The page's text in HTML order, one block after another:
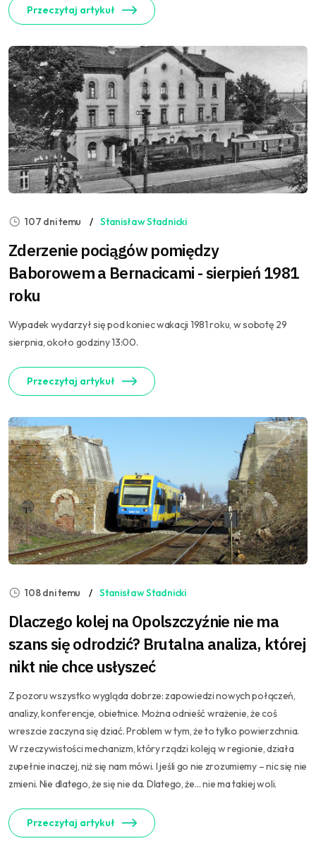
Przeczytaj artykuł
107 dni temu Stanisław Stadnicki
Zderzenie pociągów pomiędzy
Baborowem a Bernacicami - sierpień 1981
roku
Wypadek wydarzył się pod koniec wakacji 1981 roku, w sobotę 29
sierpnia, około godziny 13:00.
Przeczytaj artykuł
108 dni temu Stanisław Stadnicki
Dlaczego kolej na Opolszczyźnie nie ma
szans się odrodzić? Brutalna analiza, której
nikt nie chce usłyszeć
Z pozoru wszystko wygląda dobrze: zapowiedzi nowych połączeń,
analizy, konferencje, obietnice. Można odnieść wrażenie, że coś
wreszcie zaczyna się dziać. Problem w tym, że to tylko powierzchnia.
W rzeczywistości mechanizm, który rządzi koleją w regionie, działa
zupełnie inaczej, niż się nam mówi. I jeśli go nie zrozumiemy – nic się nie
zmieni. Nie dlatego, że się nie da. Dlatego, że… nie ma takiej woli.
Przeczytaj artykuł